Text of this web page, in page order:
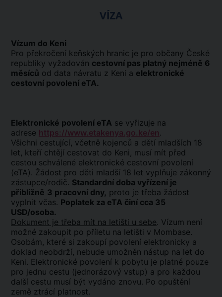
VÍZA
Vízum do Keni
Pro překročení keňských hranic je pro občany České
republiky vyžadován cestovní pas platný nejméně 6
měsíců od data návratu z Keni a elektronické
cestovní povolení eTA.
Elektronické povolení eTA se vyřizuje na
adrese https://www.etakenya.go.ke/en .
Všichni cestující, včetně kojenců a dětí mladších 18
let, kteří chtějí cestovat do Keni, musí mít před
cestou schválené elektronické cestovní povolení
(eTA). Žádost pro děti mladší 18 let vyplňuje zákonný
zástupce/rodič. Standardní doba vyřízení je
přibližně 3 pracovní dny, proto je třeba žádost
vyplnit včas. Poplatek za eTA činí cca 35
USD/osoba.
Dokument je třeba mít na letišti u sebe. Vízum není
možné zakoupit po příletu na letišti v Mombase.
Osobám, které si zakoupí povolení elektronicky a
doklad neobdrží, nebude umožněn nástup na let do
Keni. Elektronické povolení k pobytu je platné pouze
pro jednu cestu (jednorázový vstup) a pro každou
další cestu musí být vydáno znovu. Po opuštění
země ztrácí platnost.